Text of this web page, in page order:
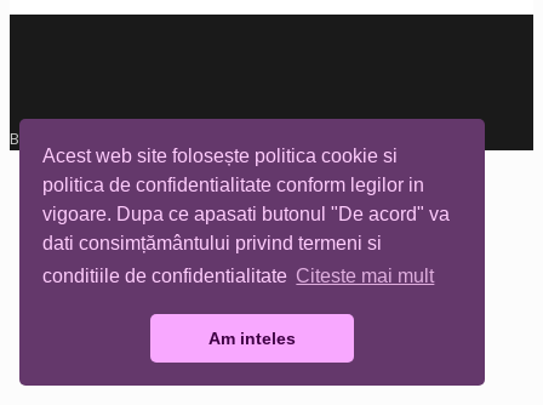
Acest web site folosește politica cookie si
politica de confidentialitate conform legilor in
vigoare. Dupa ce apasati butonul "De acord" va
dati consimțământului privind termeni si
conditiile de confidentialitate Citeste mai mult
Am inteles
Biblioteca Tia Mare © All rights reserved